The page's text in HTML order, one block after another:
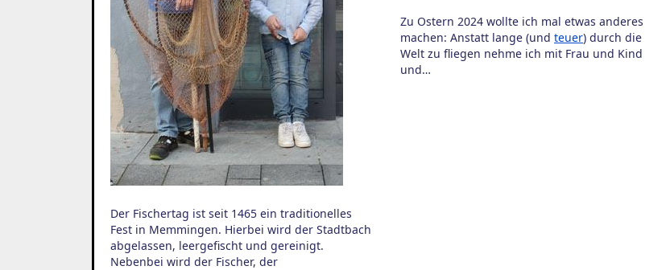
Der Fischertag ist seit 1465 ein traditionelles
Fest in Memmingen. Hierbei wird der Stadtbach
abgelassen, leergefischt und gereinigt.
Nebenbei wird der Fischer, der
Zu Ostern 2024 wollte ich mal etwas anderes
machen: Anstatt lange (und teuer) durch die
Welt zu fliegen nehme ich mit Frau und Kind
und…